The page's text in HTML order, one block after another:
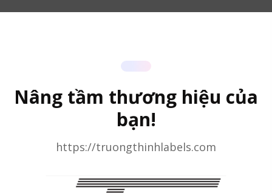
Nâng tầm thương hiệu của
bạn!
https://truongthinhlabels.com